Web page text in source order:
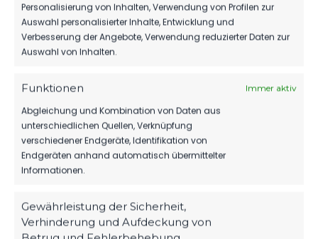
Personalisierung von Inhalten, Verwendung von Profilen zur
Auswahl personalisierter Inhalte, Entwicklung und
Verbesserung der Angebote, Verwendung reduzierter Daten zur
Auswahl von Inhalten.
Funktionen Immer aktiv
Abgleichung und Kombination von Daten aus
unterschiedlichen Quellen, Verknüpfung
verschiedener Endgeräte, Identifikation von
Endgeräten anhand automatisch übermittelter
Informationen.
Gewährleistung der Sicherheit,
Verhinderung und Aufdeckung von
OFFIZIELLE VEREINSSEITE